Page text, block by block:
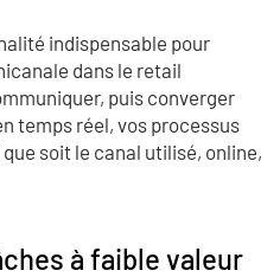
indispensable pour
dans le retail
puis converger
temps réel, vos processus
soit le canal utilisé, online,
à faible valeur